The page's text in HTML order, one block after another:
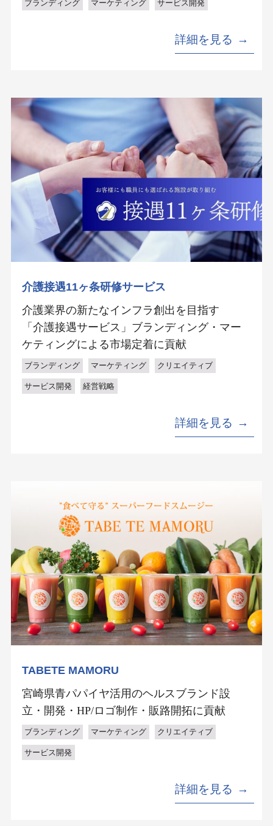
ブランディング マーケティング サービス開発
詳細を見る
介護接遇11ヶ条研修サービス
介護業界の新たなインフラ創出を目指す
「介護接遇サービス」ブランディング・マー
ケティングによる市場定着に貢献
ブランディング マーケティング クリエイティブ
サービス開発 経営戦略
詳細を見る
TABETE MAMORU
宮崎県青パパイヤ活用のヘルスブランド設
立・開発・HP/ロゴ制作・販路開拓に貢献
ブランディング マーケティング クリエイティブ
サービス開発
詳細を見る